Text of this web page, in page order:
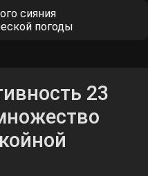
сияния
погоды
23